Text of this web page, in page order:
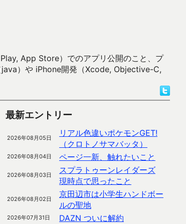
App Store）でのアプリ公開のこと、プ
java）や iPhone開発（Xcode, Objective-C,
最新エントリー
2026年08月05日
リアル色違いポケモンGET!
（クロトノサマバッタ）
2026年08月04日 ページ一新、触れたいこと
2026年08月03日
スプラトゥーンレイダーズ
現時点で思ったこと
2026年08月02日
京田辺市は小学生ハンドボー
ルの聖地
2026年07月31日 DAZN ついに解約